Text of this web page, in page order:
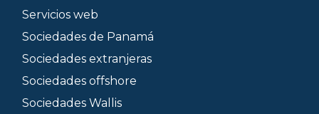
Servicios web
Sociedades de Panamá
Sociedades extranjeras
Sociedades offshore
Sociedades Wallis